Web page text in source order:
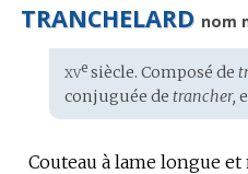
TRANCHELARD nom
Étymologie
:
xvesiècle. Composé de
conjuguée de trancher,
Couteau à lame longue